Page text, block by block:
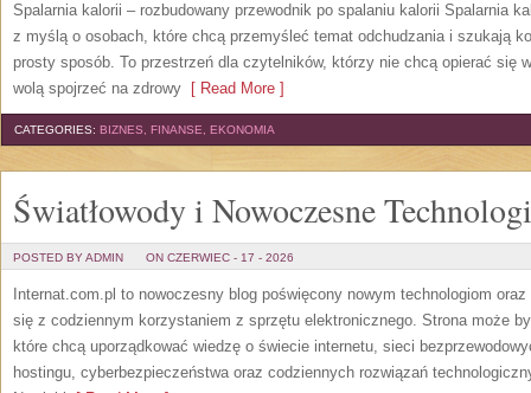
Spalarnia kalorii – rozbudowany przewodnik po spalaniu kalorii Spalarnia
z myślą o osobach, które chcą przemyśleć temat odchudzania i szukają
prosty sposób. To przestrzeń dla czytelników, którzy nie chcą opierać się
wolą spojrzeć na zdrowy [ Read More ]
CATEGORIES: BIZNES, FINANSE, EKONOMIA
Światłowody i Nowoczesne
POSTED BY ADMIN ON CZERWIEC - 17 - 2026
Internat.com.pl to nowoczesny blog poświęcony nowym technologiom
się z codziennym korzystaniem z sprzętu elektronicznego. Strona może
które chcą uporządkować wiedzę o świecie internetu, sieci
hostingu, cyberbezpieczeństwa oraz codziennych rozwiązań